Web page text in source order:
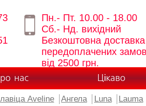
Пн.- Пт. 10.00 - 18.00
Сб.- Нд. вихідний
Безкоштовна доставка
передоплачених
від 2500 грн.
нас Цікаво
Aveline Ангела Luna Lauma